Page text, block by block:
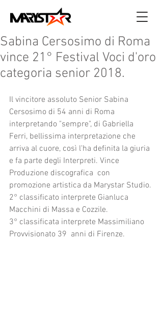
Sabina Cersosimo di Roma
vince 21° Festival Voci d'oro
categoria senior 2018.
Il vincitore assoluto Senior Sabina
Cersosimo di 54 anni di Roma
interpretando "sempre", di Gabriella
Ferri, bellissima interpretazione che
arriva al cuore, così l'ha definita la giuria
e fa parte degli Interpreti. Vince
Produzione discografica  con
promozione artistica da Marystar Studio.
2° classificato interprete Gianluca
Macchini di Massa e Cozzile.
3° classificata interprete Massimiliano
Provvisionato 39  anni di Firenze.